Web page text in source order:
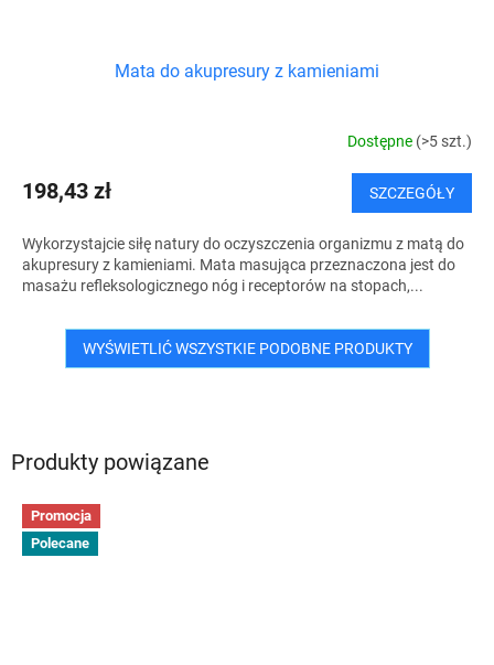
Produkty powiązane
Promocja
Polecane
Mata do akupresury z kamieniami
Dostępne (>5 szt.)
198,43 zł SZCZEGÓŁY
Wykorzystajcie siłę natury do oczyszczenia organizmu z matą do
akupresury z kamieniami. Mata masująca przeznaczona jest do
masażu refleksologicznego nóg i receptorów na stopach,...
WYŚWIETLIĆ WSZYSTKIE PODOBNE PRODUKTY